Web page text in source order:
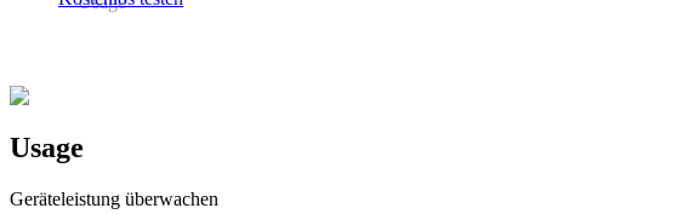
Usage
Geräteleistung überwachen